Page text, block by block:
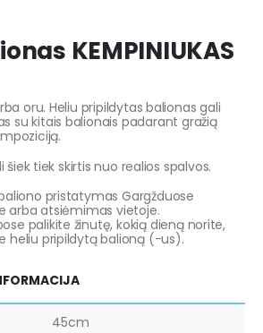
KEMPINIUKAS
oru. Heliu pripildytas balionas gali
su kitais balionais padarant gražią
šiek tiek skirtis nuo realios spalvos.
pristatymas Gargžduose
arba atsiėmimas vietoje.
palikite žinutę, kokią dieną norite,
heliu pripildytą balioną (-us).
45cm